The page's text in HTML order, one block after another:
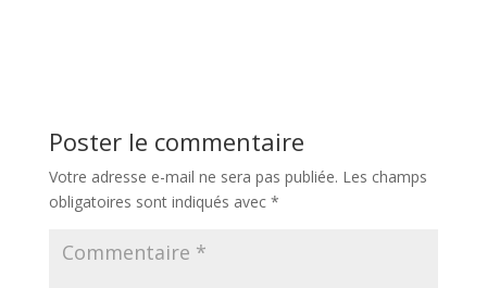
Poster le commentaire
Votre adresse e-mail ne sera pas publiée. Les champs
obligatoires sont indiqués avec *